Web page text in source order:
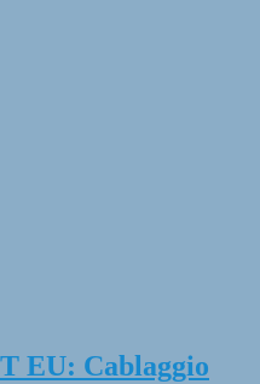
EU: Cablaggio